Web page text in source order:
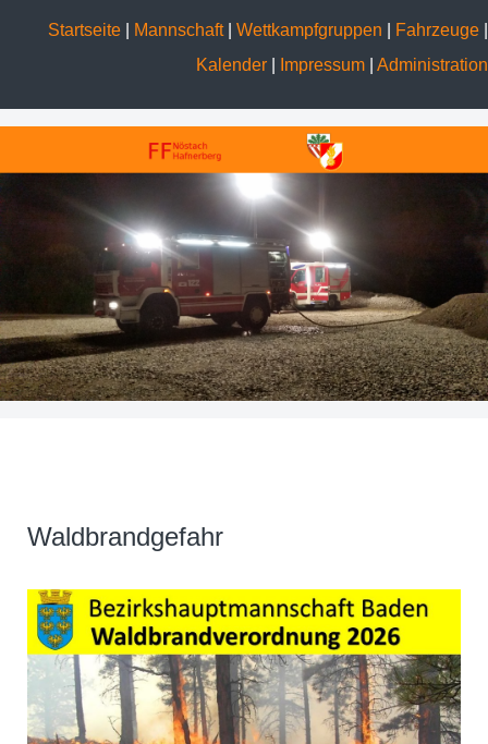
Startseite Mannschaft| Wettkampfgruppen Fahrzeuge
Kalender
Impressum Administration
Waldbrandgefahr